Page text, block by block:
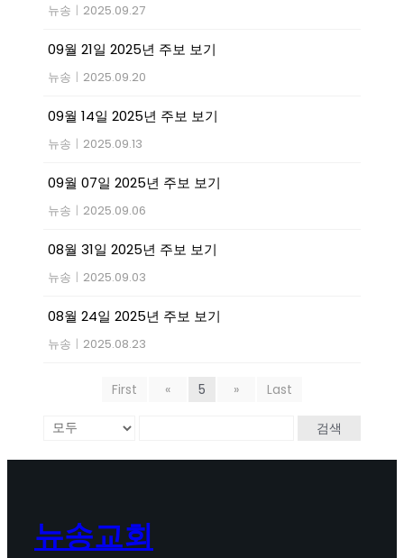
뉴송 | 2025.09.27
09월 21일 2025년 주보 보기
뉴송 | 2025.09.20
09월 14일 2025년 주보 보기
뉴송 | 2025.09.13
09월 07일 2025년 주보 보기
뉴송 | 2025.09.06
08월 31일 2025년 주보 보기
뉴송 | 2025.09.03
08월 24일 2025년 주보 보기
뉴송 | 2025.08.23
First « 5 » Last
검색
뉴송교회